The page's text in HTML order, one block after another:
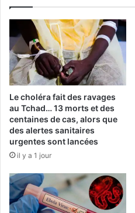
Le choléra fait des ravages
au Tchad… 13 morts et des
centaines de cas, alors que
des alertes sanitaires
urgentes sont lancées
il y a 1 jour